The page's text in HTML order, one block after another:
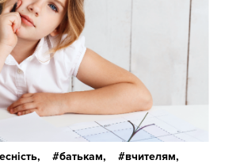
батькам,
вчителям,